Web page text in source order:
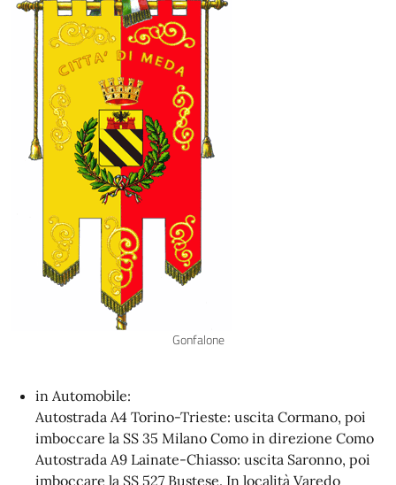
Gonfalone
in Automobile:
Autostrada A4 Torino-Trieste: uscita Cormano, poi
imboccare la SS 35 Milano Como in direzione Como
Autostrada A9 Lainate-Chiasso: uscita Saronno, poi
imboccare la SS 527 Bustese. In località Varedo